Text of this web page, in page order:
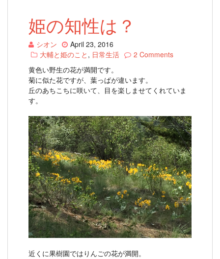
姫の知性は？
シオン
April 23, 2016
大輔と姫のこと , 日常生活
2 Comments
黄色い野生の花が満開です。
菊に似た花ですが、葉っぱが違います。
丘のあちこちに咲いて、目を楽しませてくれていま
す。
近くに果樹園ではりんごの花が満開。